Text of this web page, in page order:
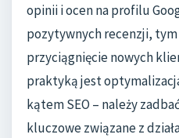
opinii i ocen na profilu
pozytywnych recenzji, tym
przyciągnięcie nowych
praktyką jest
kątem SEO – należy
kluczowe związane z